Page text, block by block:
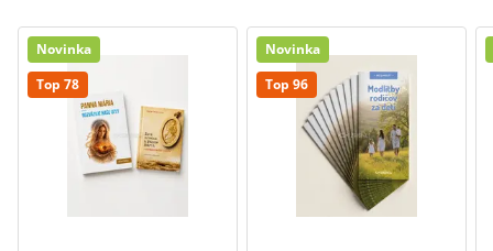
Novinka
Top 78
Novinka
Top 96